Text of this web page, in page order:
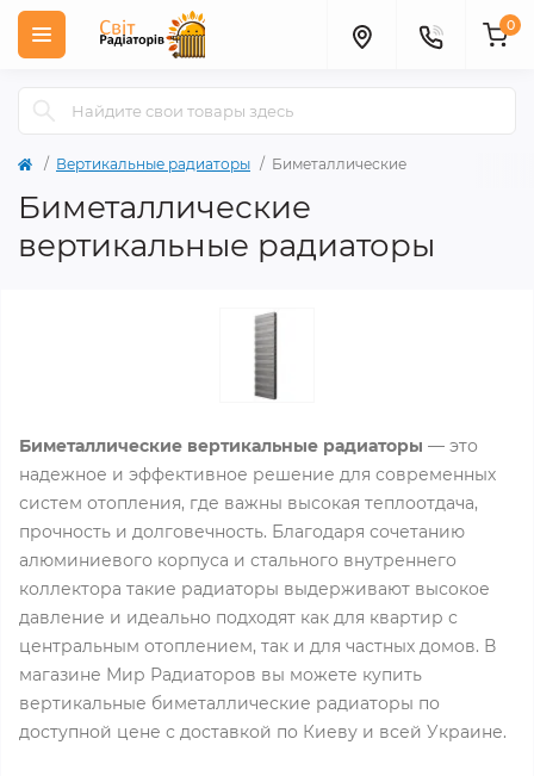
0
Вертикальные радиаторы Биметаллические
Биметаллические
вертикальные радиаторы
Биметаллические вертикальные радиаторы — это
надежное и эффективное решение для современных
систем отопления, где важны высокая теплоотдача,
прочность и долговечность. Благодаря сочетанию
алюминиевого корпуса и стального внутреннего
коллектора такие радиаторы выдерживают высокое
давление и идеально подходят как для квартир с
центральным отоплением, так и для частных домов. В
магазине Мир Радиаторов вы можете купить
вертикальные биметаллические радиаторы по
доступной цене с доставкой по Киеву и всей Украине.